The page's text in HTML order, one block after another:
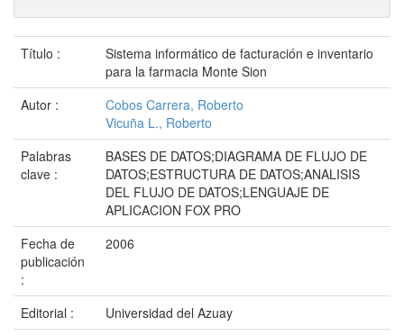
Título :
Sistema informático de facturación e inventario
para la farmacia Monte Sion
Autor :
Cobos Carrera, Roberto
Vicuña L., Roberto
Palabras
clave :
BASES DE DATOS;DIAGRAMA DE FLUJO DE
DATOS;ESTRUCTURA DE DATOS;ANALISIS
DEL FLUJO DE DATOS;LENGUAJE DE
APLICACION FOX PRO
Fecha de
publicación
:
2006
Editorial :
Universidad del Azuay